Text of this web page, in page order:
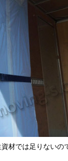
材では足りないの